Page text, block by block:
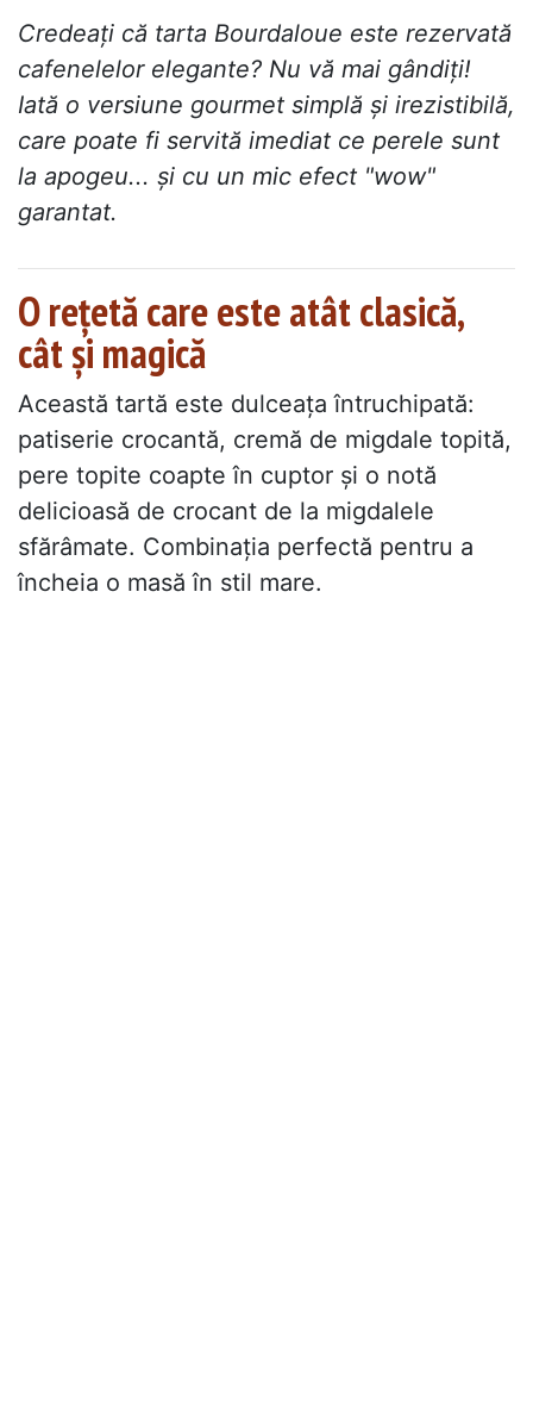
Credeați că tarta Bourdaloue este rezervată
cafenelelor elegante? Nu vă mai gândiți!
Iată o versiune gourmet simplă și irezistibilă,
care poate fi servită imediat ce perele sunt
la apogeu... și cu un mic efect "wow"
garantat.
O rețetă care este atât clasică,
cât și magică
Această tartă este dulceața întruchipată:
patiserie crocantă, cremă de migdale topită,
pere topite coapte în cuptor și o notă
delicioasă de crocant de la migdalele
sfărâmate. Combinația perfectă pentru a
încheia o masă în stil mare.